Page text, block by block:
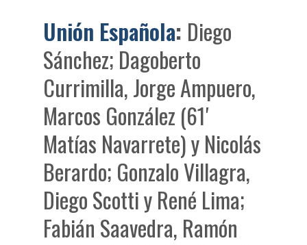
Unión Española: Diego
Sánchez; Dagoberto
Currimilla, Jorge Ampuero,
Marcos González (61′
Matías Navarrete) y Nicolás
Berardo; Gonzalo Villagra,
Diego Scotti y René Lima;
Fabián Saavedra, Ramón